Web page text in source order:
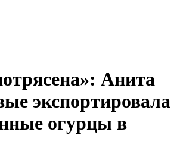
Анита
экспортировала
огурцы в